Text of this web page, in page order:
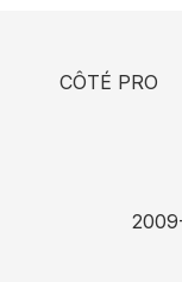
CÔTÉ PRO